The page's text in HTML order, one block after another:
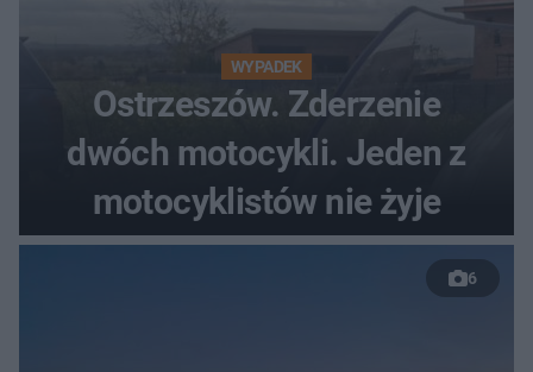
WYPADEK
Ostrzeszów. Zderzenie
dwóch motocykli. Jeden z
motocyklistów nie żyje
6